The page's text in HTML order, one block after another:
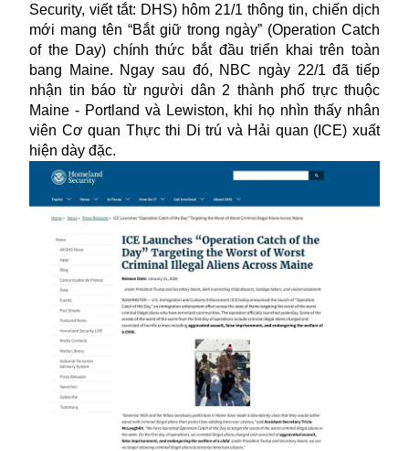
Security, viết tắt: DHS) hôm 21/1 thông tin, chiến dịch
mới mang tên “Bắt giữ trong ngày” (Operation Catch
of the Day) chính thức bắt đầu triển khai trên toàn
bang Maine. Ngay sau đó, NBC ngày 22/1 đã tiếp
nhận tin báo từ người dân 2 thành phố trực thuộc
Maine - Portland và Lewiston, khi họ nhìn thấy nhân
viên Cơ quan Thực thi Di trú và Hải quan (ICE) xuất
hiện dày đặc.